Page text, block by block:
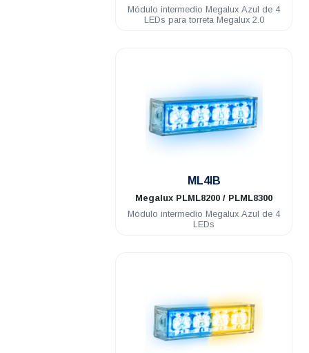
Módulo intermedio Megalux Azul de 4
LEDs para torreta Megalux 2.0
ML4IB
Megalux PLML8200 / PLML8300
Módulo intermedio Megalux Azul de 4
LEDs